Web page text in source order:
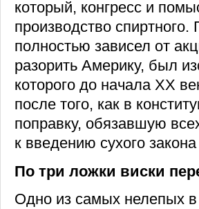
который, конгресс и
производство
полностью зависел от
разорить Америку, был
которого до начала ХХ
после того, как в
поправку, обязавшую
к введению сухого
По три ложки виски
Одно из самых нелепых в